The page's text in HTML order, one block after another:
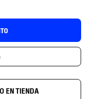
EN TIENDA